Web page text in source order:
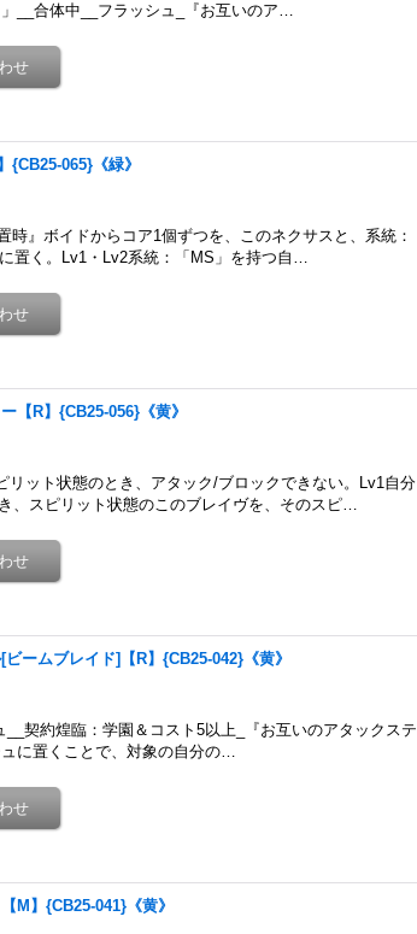
__合体中__フラッシュ_『お互いのア…
{CB25-065}《緑》
時』ボイドからコア1個ずつを、このネクサスと、系統：
置く。Lv1・Lv2系統：「MS」を持つ自…
【R】{CB25-056}《黄》
リット状態のとき、アタック/ブロックできない。Lv1自分
、スピリット状態のこのブレイヴを、そのスピ…
ームブレイド]【R】{CB25-042}《黄》
契約煌臨：学園＆コスト5以上_『お互いのアタックステ
に置くことで、対象の自分の…
M】{CB25-041}《黄》